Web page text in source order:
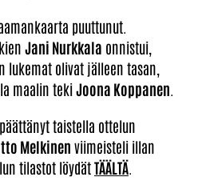
puuttunut.
Jani Nurkkala onnistui,
lukemat olivat jälleen tasan,
maalin tekiJoona Koppanen
taistella ottelun
Melkinen viimeisteli illan
tilastot löydätTÄÄLTÄ